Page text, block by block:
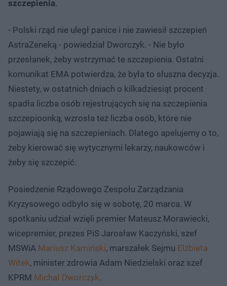
szczepienia.
- Polski rząd nie uległ panice i nie zawiesił szczepień
AstraZeneką - powiedział Dworczyk. - Nie było
przesłanek, żeby wstrzymać te szczepienia. Ostatni
komunikat EMA potwierdza, że była to słuszna decyzja.
Niestety, w ostatnich dniach o kilkadziesiąt procent
spadła liczba osób rejestrujących się na szczepienia
szczepioonką, wzrosła też liczba osób, które nie
pojawiają się na szczepieniach. Dlatego apelujemy o to,
żeby kierować się wytycznymi lekarzy, naukowców i
żeby się szczepić.
Posiedzenie Rządowego Zespołu Zarządzania
Kryzysowego odbyło się w sobotę, 20 marca. W
spotkaniu udział wzięli premier Mateusz Morawiecki,
wicepremier, prezes PiS Jarosław Kaczyński, szef
MSWiA Mariusz Kamiński, marszałek Sejmu Elżbieta
Witek, minister zdrowia Adam Niedzielski oraz szef
KPRM Michał Dworczyk.